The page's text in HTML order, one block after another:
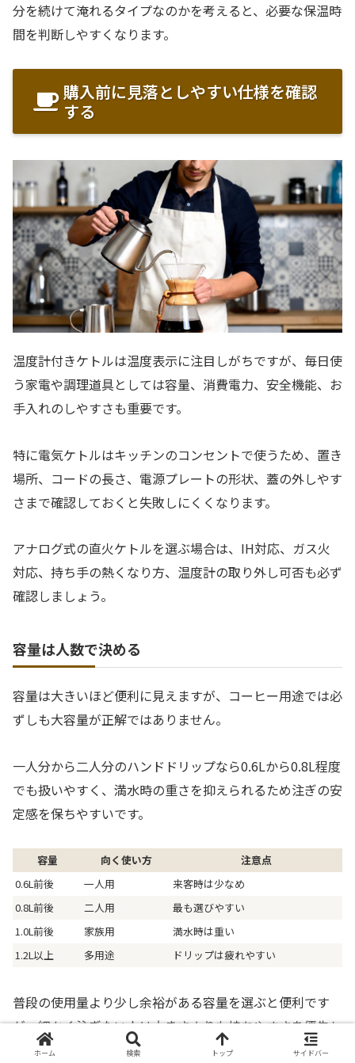
分を続けて淹れるタイプなのかを考えると、必要な保温時
間を判断しやすくなります。
購入前に見落としやすい仕様を確認
する
温度計付きケトルは温度表示に注目しがちですが、毎日使
う家電や調理道具としては容量、消費電力、安全機能、お
手入れのしやすさも重要です。
特に電気ケトルはキッチンのコンセントで使うため、置き
場所、コードの長さ、電源プレートの形状、蓋の外しやす
さまで確認しておくと失敗しにくくなります。
アナログ式の直火ケトルを選ぶ場合は、IH対応、ガス火
対応、持ち手の熱くなり方、温度計の取り外し可否も必ず
確認しましょう。
容量は人数で決める
容量は大きいほど便利に見えますが、コーヒー用途では必
ずしも大容量が正解ではありません。
一人分から二人分のハンドドリップなら0.6Lから0.8L程度
でも扱いやすく、満水時の重さを抑えられるため注ぎの安
定感を保ちやすいです。
容量 向く使い方
注意点
0.6L前後
一人用
来客時は少なめ
0.8L前後
二人用
最も選びやすい
1.0L前後
家族用
満水時は重い
1.2L以上
多用途 ドリップは疲れやすい
普段の使用量より少し余裕がある容量を選ぶと便利です
が、細かく注ぎたい人は大きさよりも持ちやすさを優先し
たほうが満足しやすいです。
ホーム 検索 トップ サイドバー